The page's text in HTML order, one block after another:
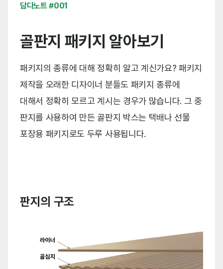
담다노트 #001
골판지 패키지 알아보기
패키지의 종류에 대해 정확히 알고 계신가요? 패키지
제작을 오래한 디자이너 분들도 패키지 종류에
대해서 정확히 모르고 계시는 경우가 많습니다. 그 중
판지를 사용하여 만든 골판지 박스는 택배나 선물
포장용 패키지로도 두루 사용됩니다.
판지의 구조